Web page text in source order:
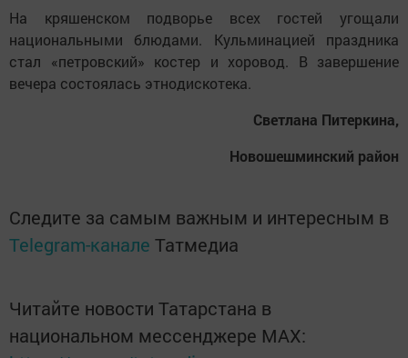
На кряшенском подворье всех гостей угощали
национальными блюдами. Кульминацией праздника
стал «петровский» костер и хоровод. В завершение
вечера состоялась этнодискотека.
Светлана Питеркина,
Новошешминский район
Следите за самым важным и интересным в
Telegram-канале Татмедиа
Читайте новости Татарстана в
национальном мессенджере MАХ: